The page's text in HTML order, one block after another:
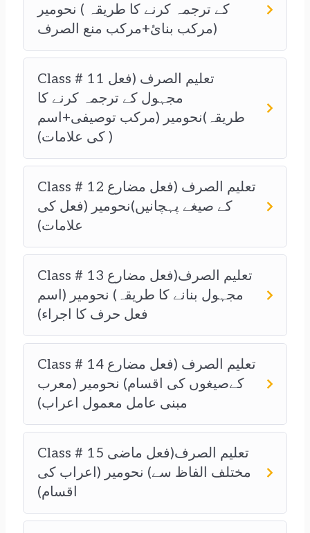
کے ترجمہ کرنے کا طریقہ ) نحومیر
(مرکب بنائ+مرکب منع الصرف
Class # 11 تعلیم الصرف (فعل
مجہول کے ترجمہ کرنے کا
طریقہ)نحومیر (مرکب توصیفی+اسم
کی علامات) )
Class # 12 تعلیم الصرف (فعل مضارع
کے صیغے پہچانیں)نحومیر (فعل کی
علامات)
Class # 13 تعلیم الصرف(فعل مضارع
مجہول بنانے کا طریقہ) نحومیر (اسم
فعل حرف کا اجراء)
Class # 14 تعلیم الصرف (فعل مضارع
کےصیغوں کی اقسام) نحومیر (معرب
مبنی عامل معمول اعراب)
Class # 15 تعلیم الصرف(فعل ماضی
مختلف الفاظ سے) نحومیر (اعراب کی
اقسام)